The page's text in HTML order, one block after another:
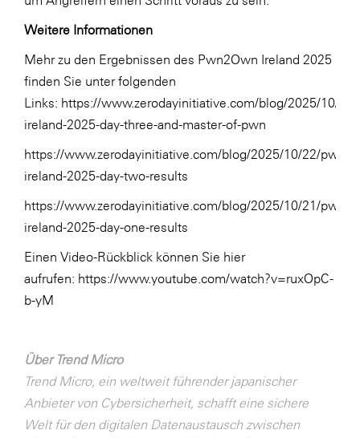
Weitere Informationen
Mehr zu den Ergebnissen des Pwn2Own Ireland 2025
finden Sie unter folgenden
Links: https://www.zerodayinitiative.com/blog/2025/10/
ireland-2025-day-three-and-master-of-pwn
https://www.zerodayinitiative.com/blog/2025/10/22/
ireland-2025-day-two-results
https://www.zerodayinitiative.com/blog/2025/10/21/
ireland-2025-day-one-results
Einen Video-Rückblick können Sie hier
aufrufen: https://www.youtube.com/watch?v=ruxOpC-
b-yM
Über Trend Micro
Trend Micro, ein weltweit führender japanischer
Anbieter von Cybersicherheit, schafft eine sichere
Welt für den digitalen Datenaustausch zwischen